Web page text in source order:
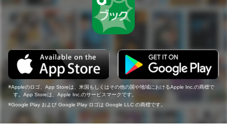
Appleのロゴ、App Storeは、米国もしくはその他の国や地域におけるApple Inc.の商標で
す。App Storeは、Apple Inc.のサービスマークです。
Google Play および Google Play ロゴは Google LLC の商標です。